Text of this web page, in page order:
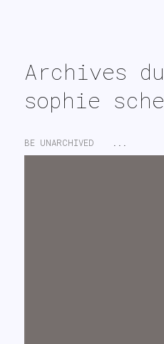
Archives
sophie
BE UNARCHIVED ...